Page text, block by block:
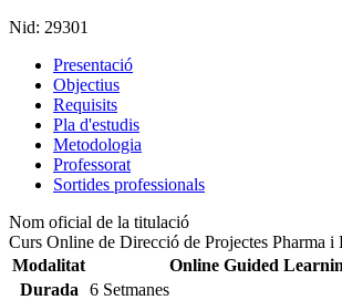
Nid: 29301
Presentació
Objectius
Requisits
Pla d'estudis
Metodologia
Professorat
Sortides professionals
Nom oficial de la titulació
Curs Online de Direcció de Projectes Pharma i
Modalitat
Online Guided
Durada
6 Setmanes